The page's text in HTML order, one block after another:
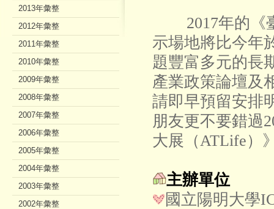
2017年的
示場地將比今年
題豐富多元的長
產業政策論壇及
請即早預留安排
朋友更不要錯過
大展（ATLife）
主辦單位
國立陽明大學
2013年彙整
2012年彙整
2011年彙整
2010年彙整
2009年彙整
2008年彙整
2007年彙整
2006年彙整
2005年彙整
2004年彙整
2003年彙整
2002年彙整